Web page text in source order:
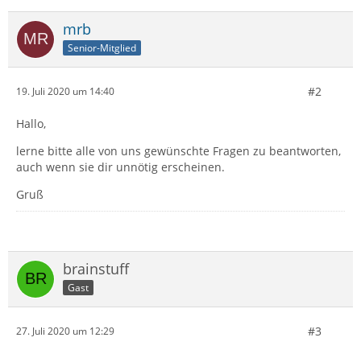
mrb
Senior-Mitglied
19. Juli 2020 um 14:40 #2
Hallo,
lerne bitte alle von uns gewünschte Fragen zu beantworten,
auch wenn sie dir unnötig erscheinen.
Gruß
brainstuff
Gast
27. Juli 2020 um 12:29 #3